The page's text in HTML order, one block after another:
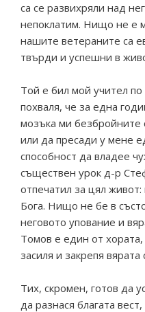
са се развихряли над
непоклатим. Нищо не е
нашите ветераните са
твърди и успешни в
Той е бил мой учител
похваля, че за една
мозъка ми безбройните
или да пресади у мене
способност да владее
съществен урок д-р
отпечатил за цял
Бога. Нищо не бе в
неговото упование и
Томов е един от
засиля и закрепя вярата
Тих, скромен, готов да
да разнася благата